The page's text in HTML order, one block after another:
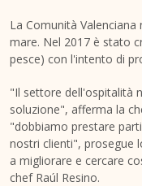
La Comunità
mare. Nel 2017 è stato
pesce) con l'intento di
"Il settore dell'ospitalità
soluzione", afferma la
"dobbiamo prestare
nostri clienti", prosegue
a migliorare e cercare
chef Raúl Resino.